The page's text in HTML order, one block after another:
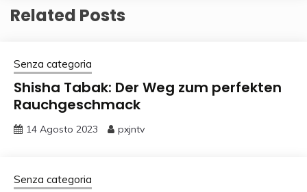
Related Posts
Senza categoria
Shisha Tabak: Der Weg zum perfekten
Rauchgeschmack
14 Agosto 2023 pxjntv
Senza categoria